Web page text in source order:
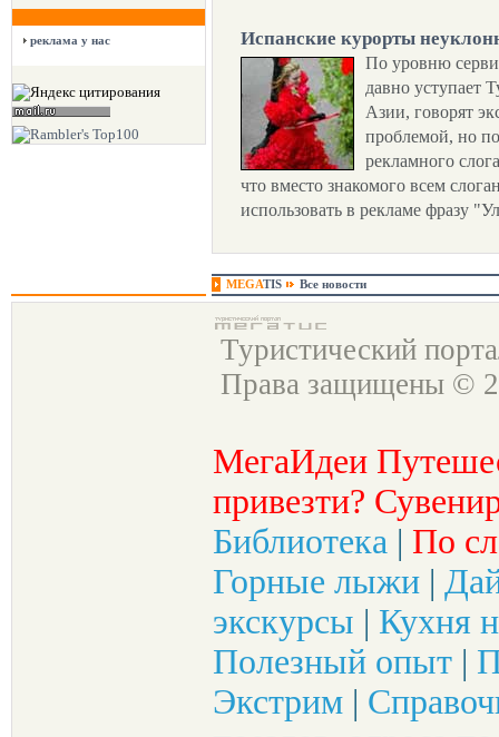
реклама у нас Испанские курорты
По уровню
давно уступает
Азии, говорят
проблемой, но
рекламного
что вместо знакомого всем
использовать в рекламе фразу
MEGATIS Все новости
Туристический
Права защищены ©
МегаИдеи
привезти?
Библиотека | По
Горные лыжи |
экскурсы | Кухня
Полезный опыт |
Экстрим |